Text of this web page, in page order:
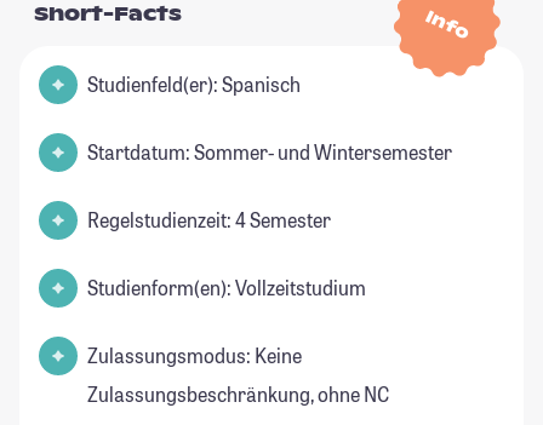
Info
Short-Facts
Studienfeld(er): Spanisch
Startdatum: Sommer- und Wintersemester
Regelstudienzeit: 4 Semester
Studienform(en): Vollzeitstudium
Zulassungsmodus: Keine
Zulassungsbeschränkung, ohne NC